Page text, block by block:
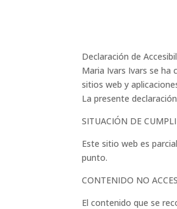
Declaración de
Maria Ivars Ivars se ha
sitios web y
La presente
SITUACIÓN DE
Este sitio web es
punto.
CONTENIDO NO
El contenido que se